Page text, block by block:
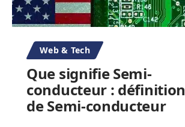
Web & Tech
Que signifie Semi-
conducteur : définition
de Semi-conducteur